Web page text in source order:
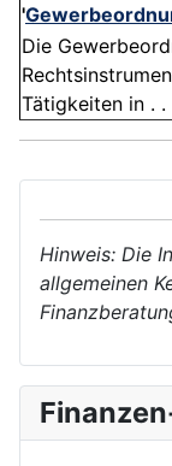
'
Die
Tätigkeiten in . .
Hinweis: Die
allgemeinen